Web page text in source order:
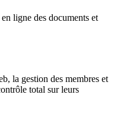
ligne des documents et
la gestion des membres et
total sur leurs